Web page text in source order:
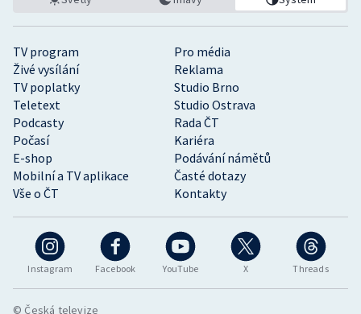
Instagram Facebook YouTube X Threads
TV program
Pro média
Živé vysílání
Reklama
TV poplatky
Studio Brno
Teletext
Studio Ostrava
Podcasty
Rada ČT
Počasí
Kariéra
E-shop
Podávání námětů
Mobilní a TV aplikace
Časté dotazy
Vše o ČT
Kontakty
© Česká televize